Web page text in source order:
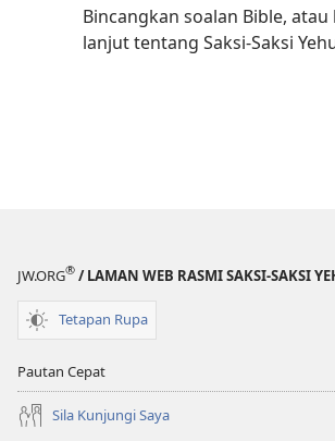
Bincangkan soalan Bible,
lanjut tentang Saksi-Saksi
JW.ORG® / LAMAN WEB RASMI SAKSI-SAKSI
Tetapan Rupa
Pautan Cepat
Sila Kunjungi Saya